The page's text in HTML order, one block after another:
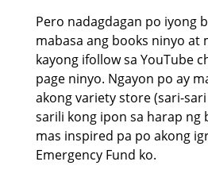
Pero nadagdagan po iyong
mabasa ang books ninyo at
kayong ifollow sa YouTube
page ninyo. Ngayon po ay
akong variety store (sari-
sarili kong ipon sa harap ng
mas inspired pa po akong
Emergency Fund ko.